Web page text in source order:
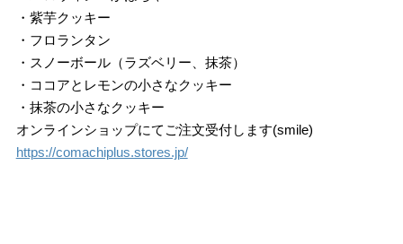
・紫芋クッキー
・フロランタン
・スノーボール（ラズベリー、抹茶）
・ココアとレモンの小さなクッキー
・抹茶の小さなクッキー
オンラインショップにてご注文受付します(smile)
https://comachiplus.stores.jp/